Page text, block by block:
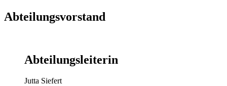
Abteilungsvorstand
Abteilungsleiterin
Jutta Siefert